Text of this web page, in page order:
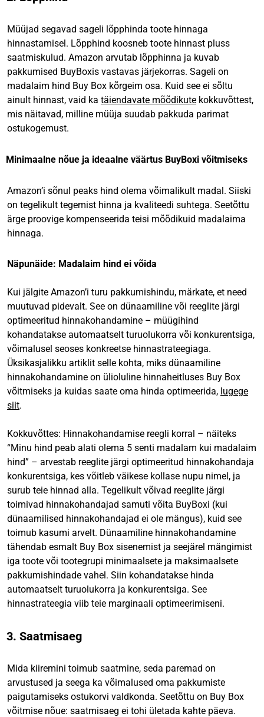
Müüjad segavad sageli lõpphinda toote hinnaga
hinnastamisel. Lõpphind koosneb toote hinnast pluss
saatmiskulud. Amazon arvutab lõpphinna ja kuvab
pakkumised BuyBoxis vastavas järjekorras. Sageli on
madalaim hind Buy Box kõrgeim osa. Kuid see ei sõltu
ainult hinnast, vaid ka täiendavate mõõdikute kokkuvõttest,
mis näitavad, milline müüja suudab pakkuda parimat
ostukogemust.
Minimaalne nõue ja ideaalne väärtus BuyBoxi võitmiseks
Amazon’i sõnul peaks hind olema võimalikult madal. Siiski
on tegelikult tegemist hinna ja kvaliteedi suhtega. Seetõttu
ärge proovige kompenseerida teisi mõõdikuid madalaima
hinnaga.
Näpunäide: Madalaim hind ei võida
Kui jälgite Amazon’i turu pakkumishindu, märkate, et need
muutuvad pidevalt. See on dünaamiline või reeglite järgi
optimeeritud hinnakohandamine – müügihind
kohandatakse automaatselt turuolukorra või konkurentsiga,
võimalusel seoses konkreetse hinnastrateegiaga.
Üksikasjalikku artiklit selle kohta, miks dünaamiline
hinnakohandamine on ülioluline hinnaheitluses Buy Box
võitmiseks ja kuidas saate oma hinda optimeerida, lugege
siit.
Kokkuvõttes: Hinnakohandamise reegli korral – näiteks
“Minu hind peab alati olema 5 senti madalam kui madalaim
hind” – arvestab reeglite järgi optimeeritud hinnakohandaja
konkurentsiga, kes võitleb väikese kollase nupu nimel, ja
surub teie hinnad alla. Tegelikult võivad reeglite järgi
toimivad hinnakohandajad samuti võita BuyBoxi (kui
dünaamilised hinnakohandajad ei ole mängus), kuid see
toimub kasumi arvelt. Dünaamiline hinnakohandamine
tähendab esmalt Buy Box sisenemist ja seejärel mängimist
iga toote või tootegrupi minimaalsete ja maksimaalsete
pakkumishindade vahel. Siin kohandatakse hinda
automaatselt turuolukorra ja konkurentsiga. See
hinnastrateegia viib teie marginaali optimeerimiseni.
3. Saatmisaeg
Mida kiiremini toimub saatmine, seda paremad on
arvustused ja seega ka võimalused oma pakkumiste
paigutamiseks ostukorvi valdkonda. Seetõttu on Buy Box
võitmise nõue: saatmisaeg ei tohi ületada kahte päeva.